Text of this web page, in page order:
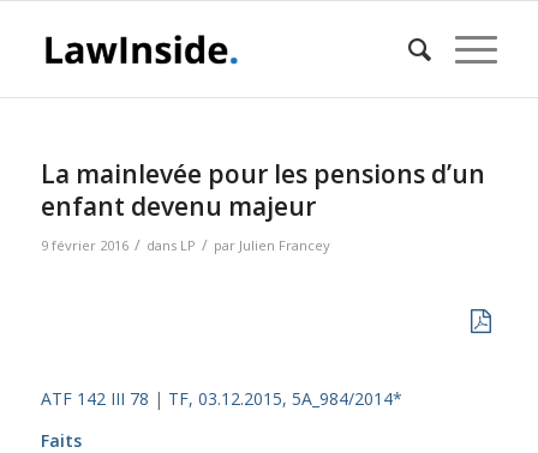
La mainlevée pour les pensions d’un
enfant devenu majeur
9 février 2016 / dans LP / par Julien Francey
ATF 142 III 78 | TF, 03.12.2015, 5A_984/2014*
Faits